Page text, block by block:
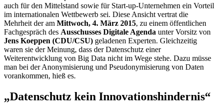
auch für den Mittelstand sowie für Start-up-Unternehmen ein Vorteil
im internationalen Wettbewerb sei. Diese Ansicht vertrat die
Mehrheit der am Mittwoch, 4. März 2015, zu einem öffentlichen
Fachgespräch des Ausschusses Digitale Agenda unter Vorsitz von
Jens Koeppen (CDU/CSU) geladenen Experten. Gleichzeitig
waren sie der Meinung, dass der Datenschutz einer
Weiterentwicklung von Big Data nicht im Wege stehe. Dazu müsse
man bei der Anonymisierung und Pseudonymisierung von Daten
vorankommen, hieß es.
„Datenschutz kein Innovationshindernis“